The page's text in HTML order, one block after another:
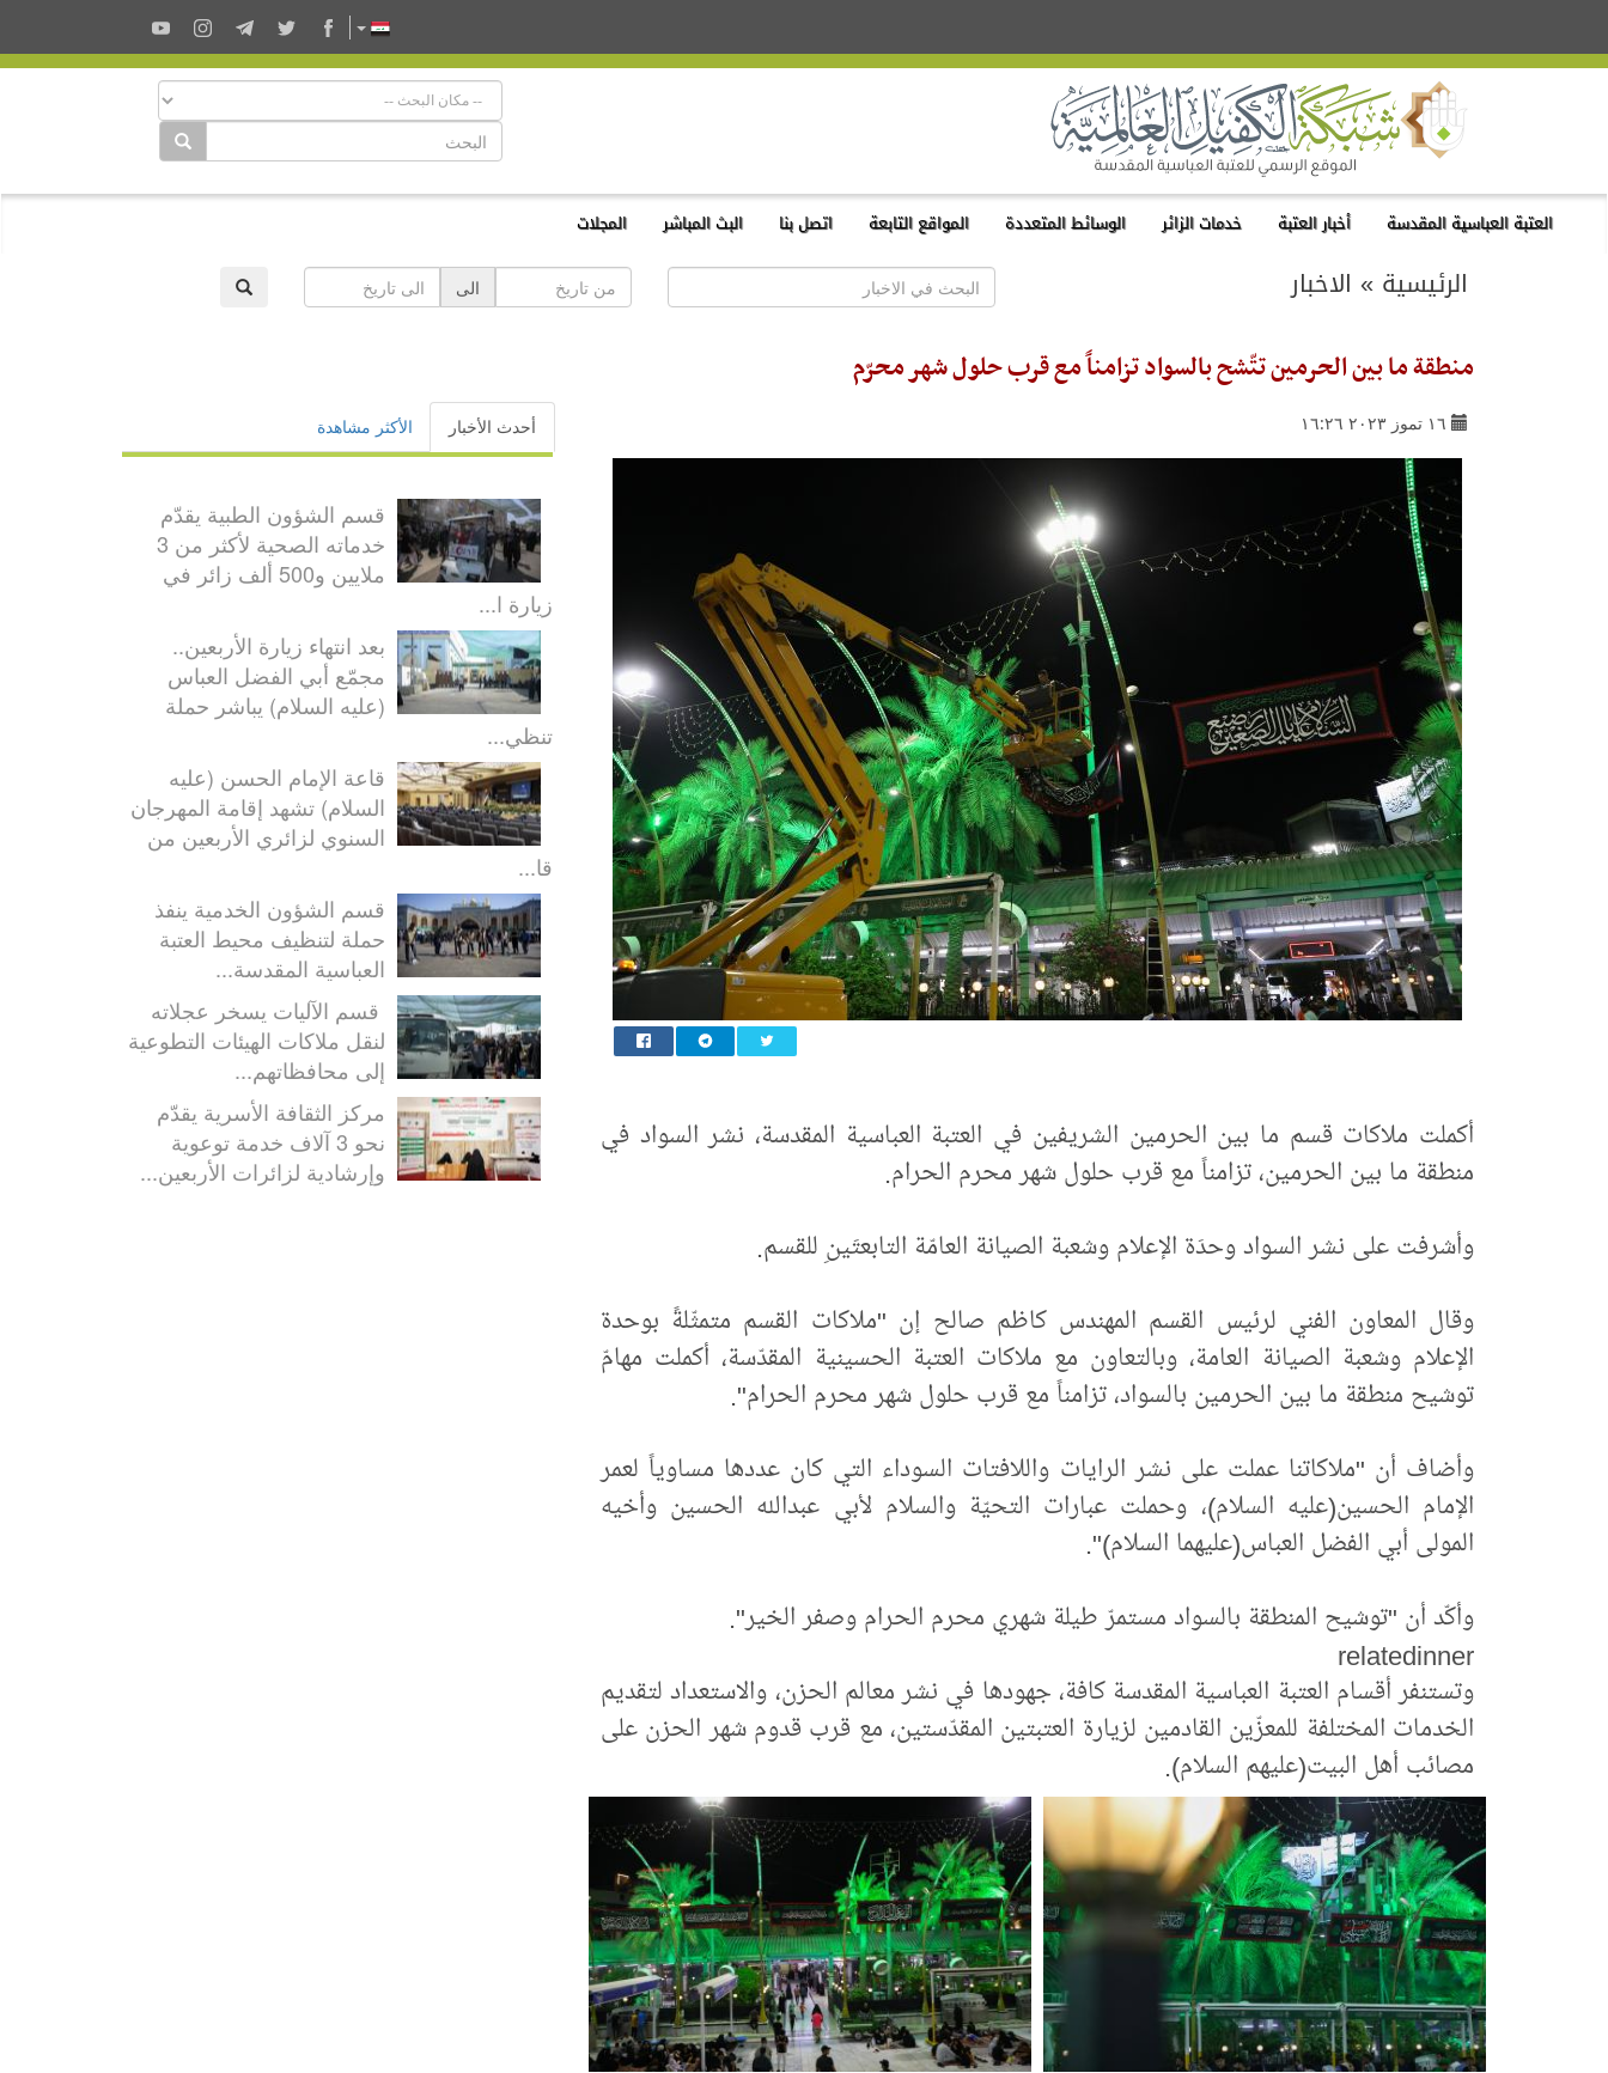
العتبة العباسية المقدسة أخبار العتبة خدمات الزائر الوسائط المتعددة المواقع التابعة اتصل بنا البث المباشر المجلات
الرئيسية » الاخبار الى
منطقة ما بين الحرمين تتّشح بالسواد تزامناً مع قرب حلول شهر محرّم
١٦ تموز ٢٠٢٣ ١٦:٢٦
أكملت ملاكات قسم ما بين الحرمين الشريفين في العتبة العباسية المقدسة، نشر السواد في
منطقة ما بين الحرمين، تزامناً مع قرب حلول شهر محرم الحرام.
وأشرفت على نشر السواد وحدَة الإعلام وشعبة الصيانة العامّة التابعتَينِ للقسم.
وقال المعاون الفني لرئيس القسم المهندس كاظم صالح إن "ملاكات القسم متمثّلةً بوحدة
الإعلام وشعبة الصيانة العامة، وبالتعاون مع ملاكات العتبة الحسينية المقدّسة، أكملت مهامّ
توشيح منطقة ما بين الحرمين بالسواد، تزامناً مع قرب حلول شهر محرم الحرام".
وأضاف أن "ملاكاتنا عملت على نشر الرايات واللافتات السوداء التي كان عددها مساوياً لعمر
الإمام الحسين(عليه السلام)، وحملت عبارات التحيّة والسلام لأبي عبدالله الحسين وأخيه
المولى أبي الفضل العباس(عليهما السلام)".
وأكّد أن "توشيح المنطقة بالسواد مستمرّ طيلة شهري محرم الحرام وصفر الخير".
relatedinner
وتستنفر أقسام العتبة العباسية المقدسة كافة، جهودها في نشر معالم الحزن، والاستعداد لتقديم
الخدمات المختلفة للمعزّين القادمين لزيارة العتبتين المقدّستين، مع قرب قدوم شهر الحزن على
مصائب أهل البيت(عليهم السلام).
أحدث الأخبار الأكثر مشاهدة
قسم الشؤون الطبية يقدّم
خدماته الصحية لأكثر من 3
ملايين و500 ألف زائر في
زيارة ا...
بعد انتهاء زيارة الأربعين..
مجمّع أبي الفضل العباس
(عليه السلام) يباشر حملة
تنظي...
قاعة الإمام الحسن (عليه
السلام) تشهد إقامة المهرجان
السنوي لزائري الأربعين من
قا...
قسم الشؤون الخدمية ينفذ
حملة لتنظيف محيط العتبة
العباسية المقدسة...
قسم الآليات يسخر عجلاته
لنقل ملاكات الهيئات التطوعية
إلى محافظاتهم...
مركز الثقافة الأسرية يقدّم
نحو 3 آلاف خدمة توعوية
وإرشادية لزائرات الأربعين...